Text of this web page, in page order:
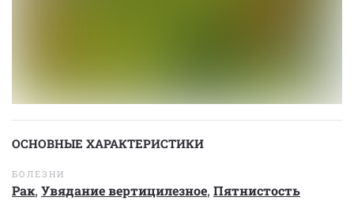
ОСНОВНЫЕ ХАРАКТЕРИСТИКИ
БОЛЕЗНИ
Рак, Увядание вертицилезное, Пятнистость